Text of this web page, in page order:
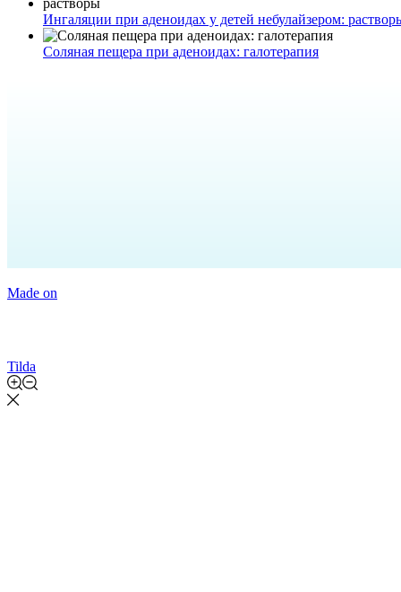
Ингаляции при аденоидах у детей небулайзером:
Соляная пещера при аденоидах: галотерапия
Made on
Tilda